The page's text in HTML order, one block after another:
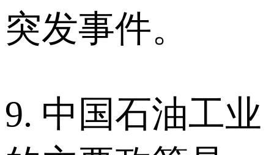
突发事件。
9. 中国石油工业